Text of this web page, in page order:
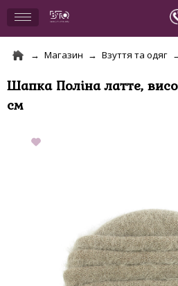
Магазин Взуття та одяг
Шапка Поліна латте,
см